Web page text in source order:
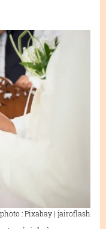
: Pixabay | jairoflash